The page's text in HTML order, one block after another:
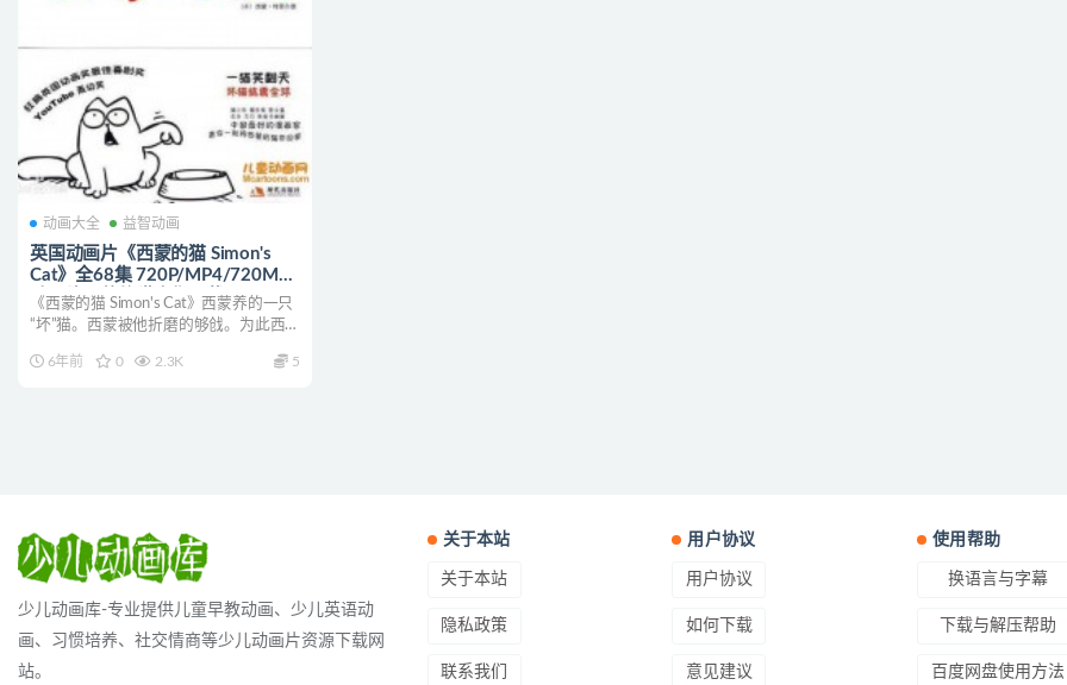
动画大全 益智动画
英国动画片《西蒙的猫 Simon's
Cat》全68集 720P/MP4/720M
动画片西蒙的猫全集下载
《西蒙的猫 Simon's Cat》西蒙养的一只
“坏”猫。西蒙被他折磨的够戗。为此西
6年前
0 2.3K 5
少儿动画库-专业提供儿童早教动画、少儿英语动
画、习惯培养、社交情商等少儿动画片资源下载网
站。
关于本站
关于本站
隐私政策
联系我们
用户协议
用户协议
如何下载
意见建议
使用帮助
换语言与字幕
下载与解压帮助
百度网盘使用方法